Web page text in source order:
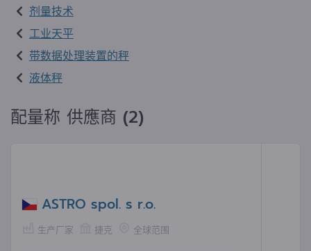
剂量技术
工业天平
带数据处理装置的秤
液体秤
配量称 供應商 (2)
ASTRO spol. s r.o.
生产厂家 捷克 全球范围